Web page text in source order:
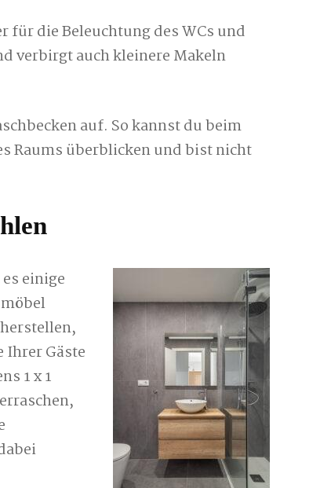
für die Beleuchtung des WCs und
verbirgt auch kleinere Makeln
auf. So kannst du beim
Raums überblicken und bist nicht
einige
Ihrer Gäste
1 x 1